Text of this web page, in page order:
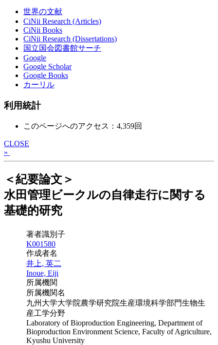
世界の文献
CiNii Research (Articles)
CiNii Books
CiNii Research (Dissertations)
国立国会図書館サーチ
Google
Google Scholar
Google Books
カーリル
利用統計
このページへのアクセス：4,359回
CLOSE
»
＜紀要論文＞
水田管理ビークルの自律走行に関する
基礎的研究
著者識別子
K001580
作成者名
井上, 英二
Inoue, Eiji
所属機関
所属機関名
九州大学大学院農学研究院生産環境科学部門生物生
産工学分野
Laboratory of Bioproduction Engineering, Department of
Bioproduction Environment Science, Faculty of Agriculture,
Kyushu University